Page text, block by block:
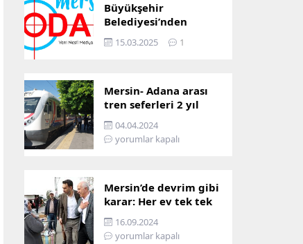
Büyükşehir
Belediyesi’nden
Mersin ve Adana arası
ulaşım başladı
15.03.2025 1
Mersin- Adana arası
tren seferleri 2 yıl
boyunca
çalışmayacak
04.04.2024
yorumlar kapalı
Mersin’de devrim gibi
karar: Her ev tek tek
incelenecek!
16.09.2024
yorumlar kapalı